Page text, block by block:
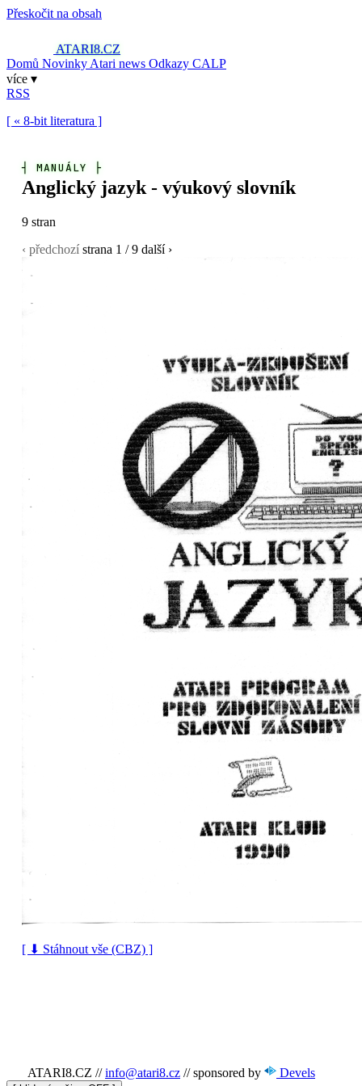
Přeskočit na obsah
ATARI8.CZ
Domů Novinky Atari news Odkazy CALP
více ▾
RSS
[ « 8-bit literatura ]
┤MANUÁLY ├
Anglický jazyk - výukový slovník
9 stran
‹ předchozí strana 1 / 9 další ›
[ ⬇ Stáhnout vše (CBZ) ]
ATARI8.CZ // info@atari8.cz // sponsored by Devels